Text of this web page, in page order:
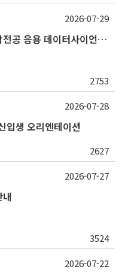
2026학년도 2학기 대학원 융합전공 응용 데이터사이언스 선발 계획 알림
2753
2026-07-29
입생 오리엔테이션
2627
2026-07-28
3524
2026-07-27
2026-07-22